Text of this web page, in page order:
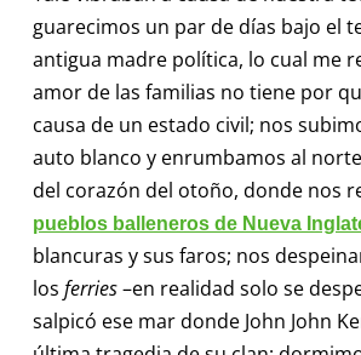
guarecimos un par de días bajo el
antigua madre política, lo cual me
amor de las familias no tiene por
causa de un estado civil; nos
auto blanco y enrumbamos al
del corazón del otoño, donde nos
pueblos balleneros de Nueva
blancuras y sus faros; nos
los ferries–en realidad solo se
salpicó ese mar donde John John